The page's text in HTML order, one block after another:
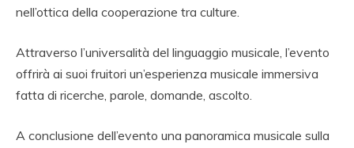
nell’ottica della cooperazione tra culture.
Attraverso l’universalità del linguaggio musicale, l’evento
offrirà ai suoi fruitori un’esperienza musicale immersiva
fatta di ricerche, parole, domande, ascolto.
A conclusione dell’evento una panoramica musicale sulla